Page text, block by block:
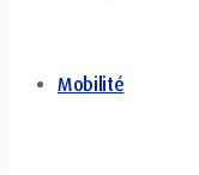
Mobilité